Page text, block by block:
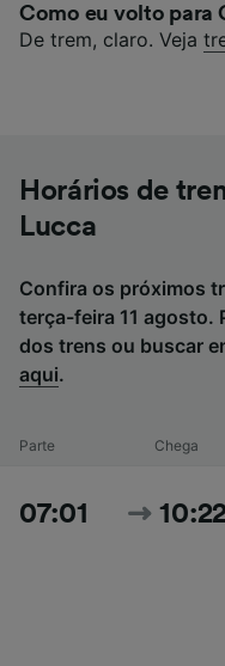
Como eu volto para
De trem, claro. Veja
Horários de
Lucca
Confira os próximos
terça-feira 11 agosto.
dos trens ou buscar
aqui.
Parte Chega
07:01